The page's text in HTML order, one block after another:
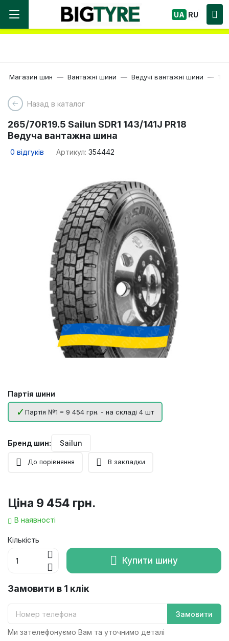
Ми працюємо! Великий вибір Шин, швидка
доставка по Україні!
UA RU
Магазин шин Вантажні шини Ведучі вантажні шини
Назад в каталог
265/70R19.5 Sailun SDR1 143/141J PR18
Ведуча вантажна шина
0 відгуків Артикул: 354442
Партія шини
Партія №1 = 9 454 грн. - на складі 4 шт
Бренд шин: Sailun
До порівняння В закладки
Ціна 9 454 грн.
В наявності
Кількість
Купити шину
Замовити в 1 клік
Замовити
Ми зателефонуємо Вам та уточнимо деталі